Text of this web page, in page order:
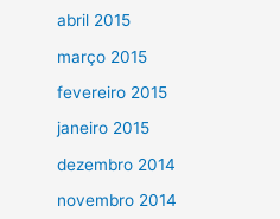
abril 2015
março 2015
fevereiro 2015
janeiro 2015
dezembro 2014
novembro 2014